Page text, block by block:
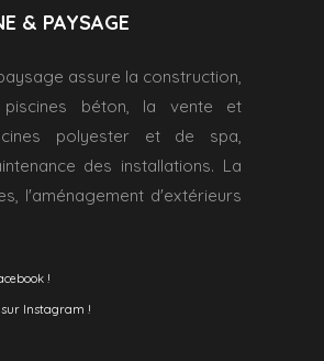
& PAYSAGE
assure la construction,
béton, la vente et
polyester et de spa,
des installations. La
l'aménagement d'extérieurs
!
sur Instagram !